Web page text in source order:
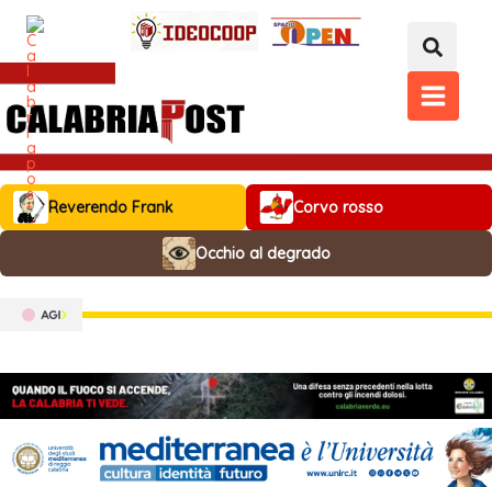
contenuto
MAIN
MENU
Reverendo Frank Corvo rosso
Occhio al degrado